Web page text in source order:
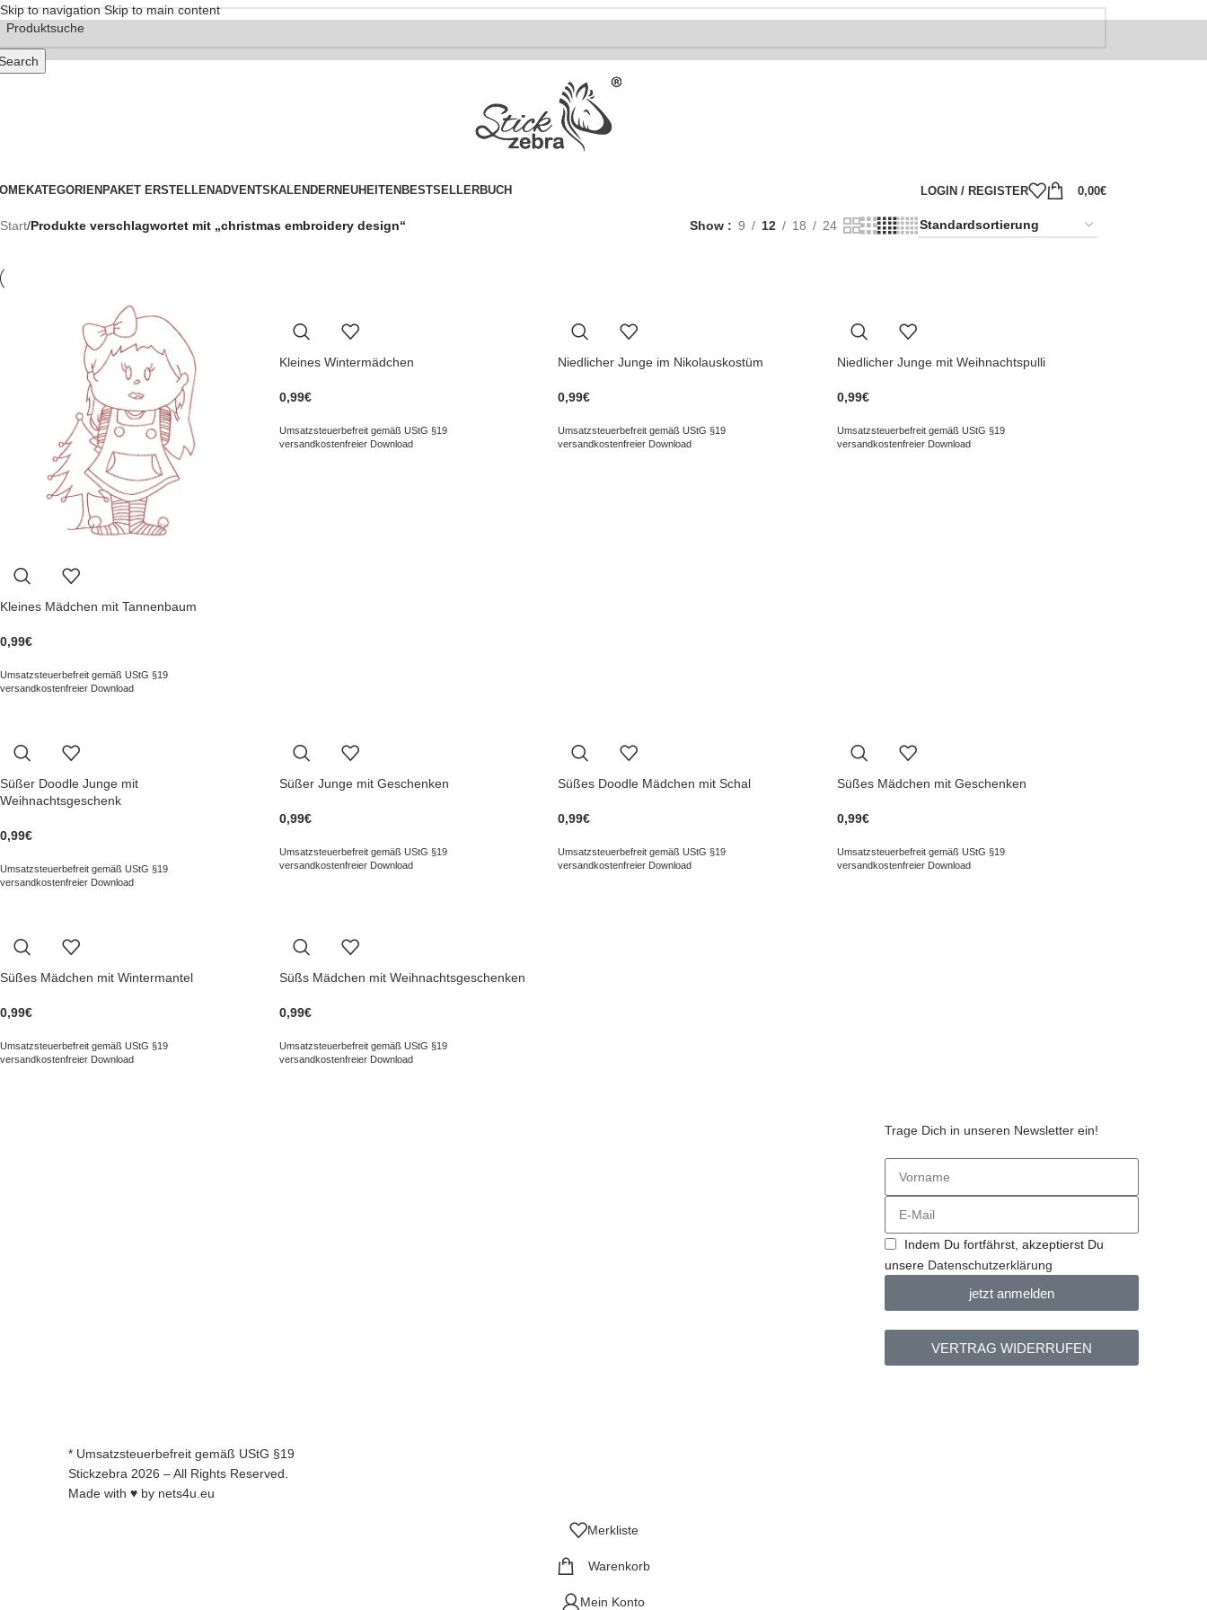
Skip to navigationSkip to main content
KATEGORIEN PAKET ERSTELLENADVENTSKALENDERNEUHEITEN BESTSELLERBUCH LOGIN / REGISTER 0,00€
Start/Produkte verschlagwortet mit „christmas embroidery design“ Show 9 12 18 24
Kleines Mädchen mit Tannenbaum
0,99€
Umsatzsteuerbefreit gemäß UStG §19
versandkostenfreier Download
Kleines Wintermädchen
0,99€
Umsatzsteuerbefreit gemäß UStG §19
versandkostenfreier Download
Niedlicher Junge im Nikolauskostüm
0,99€
Umsatzsteuerbefreit gemäß UStG §19
versandkostenfreier Download
Niedlicher Junge mit Weihnachtspulli
0,99€
Umsatzsteuerbefreit gemäß UStG §19
versandkostenfreier Download
Süßer Doodle Junge mit
Weihnachtsgeschenk
0,99€
Umsatzsteuerbefreit gemäß UStG §19
versandkostenfreier Download
Süßer Junge mit Geschenken
0,99€
Umsatzsteuerbefreit gemäß UStG §19
versandkostenfreier Download
Süßes Doodle Mädchen mit Schal
0,99€
Umsatzsteuerbefreit gemäß UStG §19
versandkostenfreier Download
Süßes Mädchen mit Geschenken
0,99€
Umsatzsteuerbefreit gemäß UStG §19
versandkostenfreier Download
Süßes Mädchen mit Wintermantel
0,99€
Umsatzsteuerbefreit gemäß UStG §19
versandkostenfreier Download
Süßs Mädchen mit Weihnachtsgeschenken
0,99€
Umsatzsteuerbefreit gemäß UStG §19
versandkostenfreier Download
Trage Dich in unseren Newsletter ein!
Indem Du fortfährst, akzeptierst Du
unsere Datenschutzerklärung
jetzt anmelden
VERTRAG WIDERRUFEN
* Umsatzsteuerbefreit gemäß UStG §19
Stickzebra 2026 – All Rights Reserved.
Made with ♥ by nets4u.eu
Merkliste
Warenkorb
Mein Konto